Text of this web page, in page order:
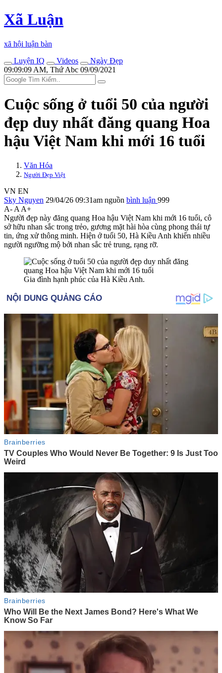
Xã Luận
xã hội luận bàn
Luyện IQ
Videos
Ngày Đẹp
09:09:09 AM, Thứ Abc 09/09/2021
Cuộc sống ở tuổi 50 của người
đẹp duy nhất đăng quang Hoa
hậu Việt Nam khi mới 16 tuổi
Văn Hóa
Người Đẹp Việt
VN EN
Sky Nguyen 29/04/26 09:31am nguồn bình luận 999
A- A A+
Người đẹp này đăng quang Hoa hậu Việt Nam khi mới 16 tuổi, cô
sở hữu nhan sắc trong trẻo, gương mặt hài hòa cùng phong thái tự
tin, ứng xử thông minh. Hiện ở tuổi 50, Hà Kiều Anh khiến nhiều
người ngưỡng mộ bởi nhan sắc trẻ trung, rạng rỡ.
Gia đình hạnh phúc của Hà Kiều Anh.